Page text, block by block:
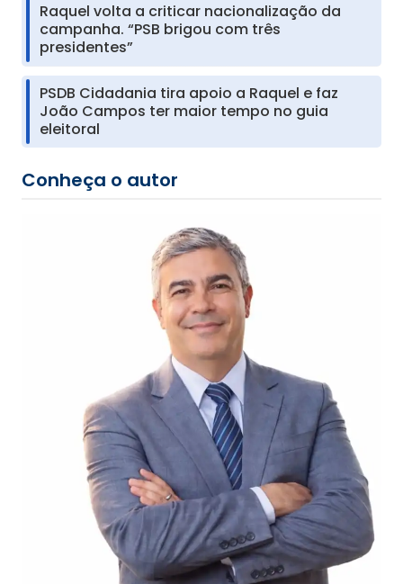
Raquel volta a criticar nacionalização da
campanha. “PSB brigou com três
presidentes”
PSDB Cidadania tira apoio a Raquel e faz
João Campos ter maior tempo no guia
eleitoral
Conheça o autor